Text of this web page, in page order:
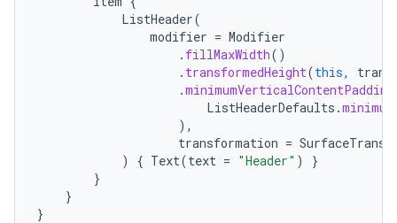
ListHeader(
modifier = Modifier
. fillMaxWidth()
. transformedHeight(this,
.minimumVerticalContentPadding
ListHeaderDefaults .
),
transformation =
)
{ Text(text = "Header" )
}
}
}
}